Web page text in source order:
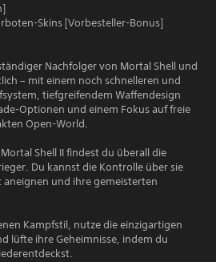
Skins [Vorbesteller-Bonus]
Nachfolger von Mortal Shell und
– mit einem noch schnelleren und
tiefgreifendem Waffendesign
Optionen und einem Fokus auf freie
Open-World.
Shell II findest du überall die
Du kannst die Kontrolle über sie
und ihre gemeisterten
Kampfstil, nutze die einzigartigen
lüfte ihre Geheimnisse, indem du